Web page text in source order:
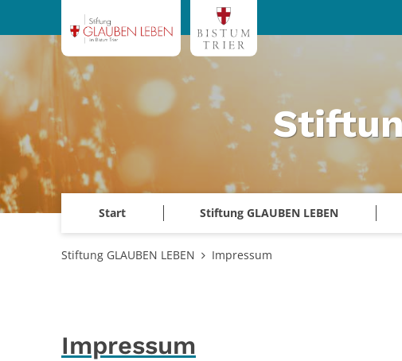
Start Stiftung GLAUBEN LEBEN
Stiftung GLAUBEN LEBEN Impressum
Impressum